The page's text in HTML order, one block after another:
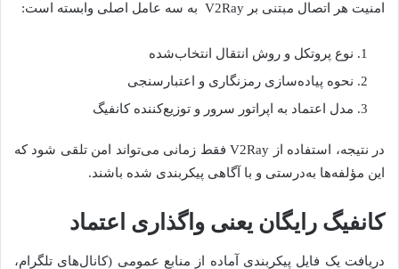
امنیت هر اتصال مبتنی بر V2Ray به سه عامل اصلی وابسته است:
نوع پروتکل و روش انتقال انتخاب‌شده
نحوه پیاده‌سازی رمزنگاری و اعتبارسنجی
مدل اعتماد به اپراتور سرور و توزیع‌کننده کانفیگ
در نتیجه، استفاده از V2Ray فقط زمانی می‌تواند امن تلقی شود که
این مؤلفه‌ها به‌درستی و با آگاهی پیکربندی شده باشند.
کانفیگ رایگان یعنی واگذاری اعتماد
دریافت یک فایل پیکربندی آماده از منابع عمومی (کانال‌های تلگرام،